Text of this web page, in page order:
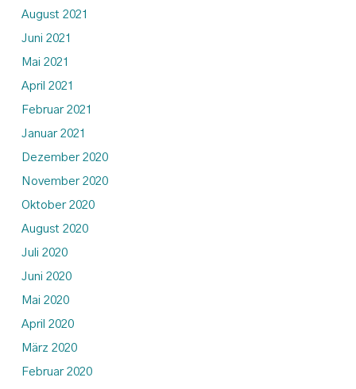
August 2021
Juni 2021
Mai 2021
April 2021
Februar 2021
Januar 2021
Dezember 2020
November 2020
Oktober 2020
August 2020
Juli 2020
Juni 2020
Mai 2020
April 2020
März 2020
Februar 2020